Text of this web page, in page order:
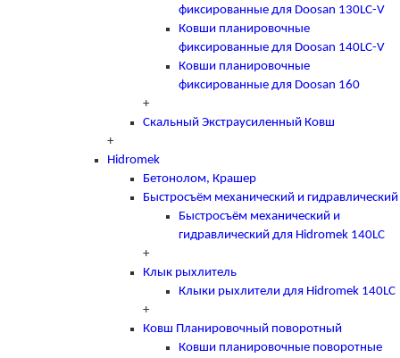
фиксированные для Doosan 130LC-V
Ковши планировочные
фиксированные для Doosan 140LC-V
Ковши планировочные
фиксированные для Doosan 160
+
Скальный Экстраусиленный Ковш
+
Hidromek
Бетонолом, Крашер
Быстросъём механический и гидравлический
Быстросъём механический и
гидравлический для Hidromek 140LC
+
Клык рыхлитель
Клыки рыхлители для Hidromek 140LC
+
Ковш Планировочный поворотный
Ковши планировочные поворотные